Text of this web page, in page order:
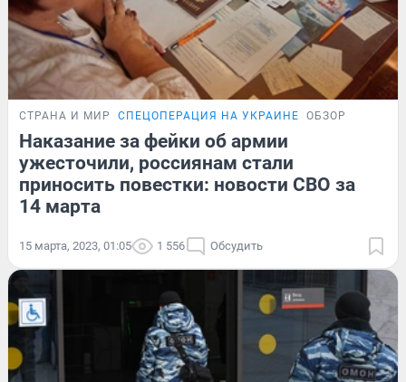
СТРАНА И МИР СПЕЦОПЕРАЦИЯ НА УКРАИНЕ ОБЗОР
Наказание за фейки об армии
ужесточили, россиянам стали
приносить повестки: новости СВО за
14 марта
15 марта, 2023, 01:05 1 556 Обсудить